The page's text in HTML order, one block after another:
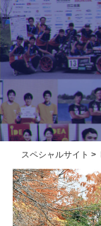
スペシャルサイト >